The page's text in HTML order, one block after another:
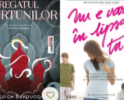
inteligente la adresa culturii de
să cedeze oricărui gen de